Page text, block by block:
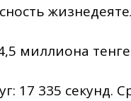
миллиона
17 335 секунд.